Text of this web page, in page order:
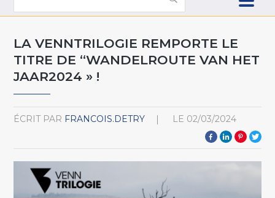
LA VENNTRILOGIE REMPORTE LE
TITRE DE “WANDELROUTE VAN HET
JAAR2024 » !
ÉCRIT PAR FRANCOIS.DETRY LE 02/03/2024